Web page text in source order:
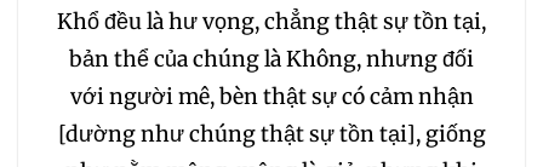
Khổ đều là hư vọng, chẳng thật sự tồn tại,
bản thể của chúng là Không, nhưng đối
với người mê, bèn thật sự có cảm nhận
[dường như chúng thật sự tồn tại], giống